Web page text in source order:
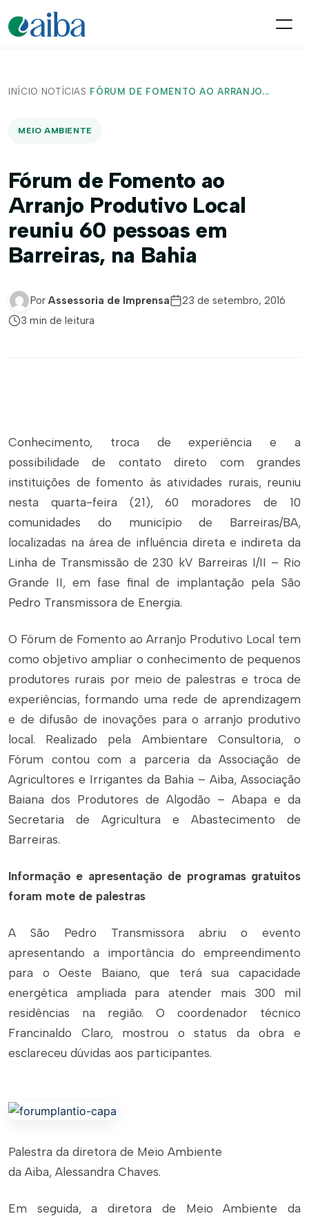
INÍCIO/ NOTÍCIAS / FÓRUM DE FOMENTO AO ARRANJO...
MEIO AMBIENTE
Fórum de Fomento ao
Arranjo Produtivo Local
reuniu 60 pessoas em
Barreiras, na Bahia
Por Assessoria de Imprensa
23 de setembro, 2016
3 min de leitura
Conhecimento, troca de experiência e a
possibilidade de contato direto com grandes
instituições de fomento às atividades rurais, reuniu
nesta quarta-feira (21), 60 moradores de 10
comunidades do município de Barreiras/BA,
localizadas na área de influência direta e indireta da
Linha de Transmissão de 230 kV Barreiras I/II – Rio
Grande II, em fase final de implantação pela São
Pedro Transmissora de Energia.
O Fórum de Fomento ao Arranjo Produtivo Local tem
como objetivo ampliar o conhecimento de pequenos
produtores rurais por meio de palestras e troca de
experiências, formando uma rede de aprendizagem
e de difusão de inovações para o arranjo produtivo
local. Realizado pela Ambientare Consultoria, o
Fórum contou com a parceria da Associação de
Agricultores e Irrigantes da Bahia – Aiba, Associação
Baiana dos Produtores de Algodão – Abapa e da
Secretaria de Agricultura e Abastecimento de
Barreiras.
Informação e apresentação de programas gratuitos
foram mote de palestras
A São Pedro Transmissora abriu o evento
apresentando a importância do empreendimento
para o Oeste Baiano, que terá sua capacidade
energética ampliada para atender mais 300 mil
residências na região. O coordenador técnico
Francinaldo Claro, mostrou o status da obra e
esclareceu dúvidas aos participantes.
Palestra da diretora de Meio Ambiente
da Aiba, Alessandra Chaves.
Em seguida, a diretora de Meio Ambiente da